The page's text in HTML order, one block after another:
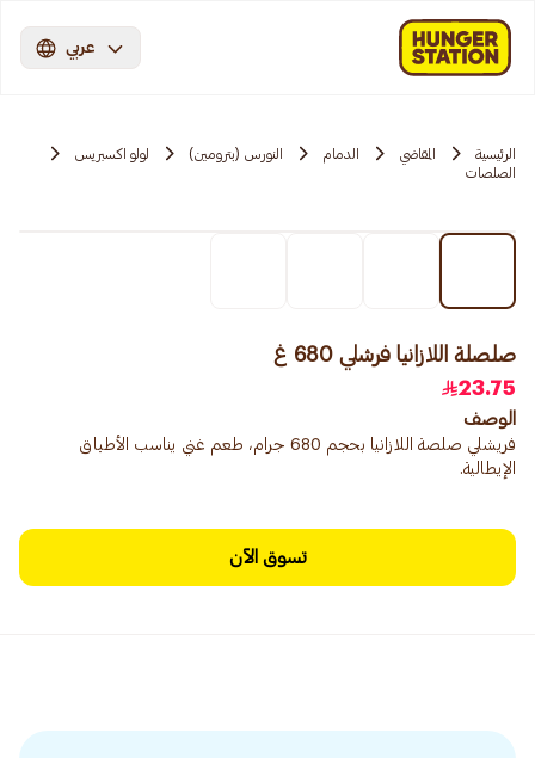
عربي
الرئيسية المقاضي الدمام النورس (بترومين)
لولو اكسبريس
الصلصات
صلصلة اللازانيا فرشلي 680 غ
23.75
الوصف
فريشلي صلصة اللازانيا بحجم 680 جرام، طعم غني يناسب الأطباق
الإيطالية.
تسوق الآن